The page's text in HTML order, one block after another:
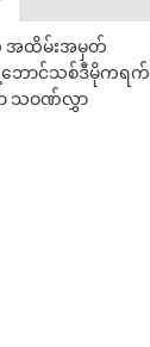
က် အထိမ်းအမှတ်
လူ့ဘောင်သစ်ဒီမိုကရက်
ာ သဝဏ်လွှာ